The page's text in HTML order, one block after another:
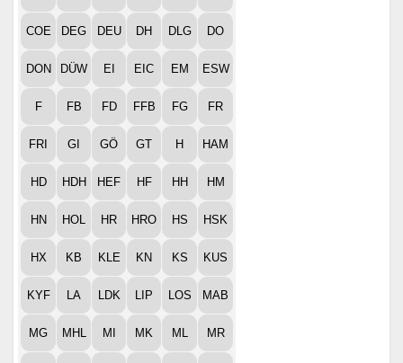
COE DEG DEU DH DLG DO
DON DÜW EI EIC EM ESW
F FB FD FFB FG FR
FRI GI GÖ GT H HAM
HD HDH HEF HF HH HM
HN HOL HR HRO HS HSK
HX KB KLE KN KS KUS
KYF LA LDK LIP LOS MAB
MG MHL MI MK ML MR